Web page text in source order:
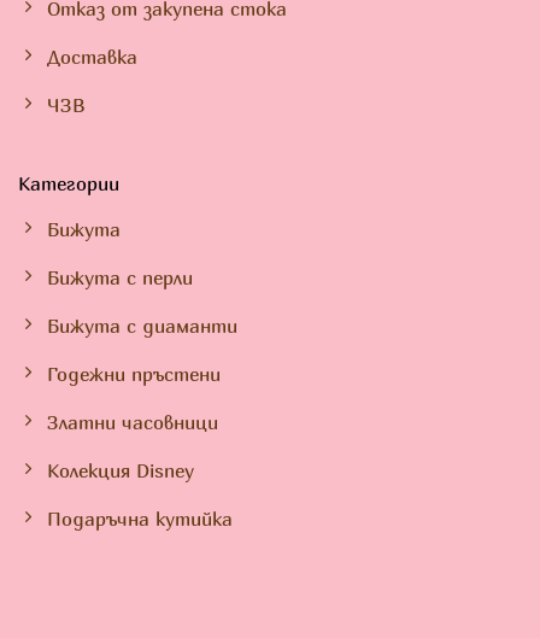
Отказ от закупена стока
Доставка
ЧЗВ
Категории
Бижута
Бижута с перли
Бижута с диаманти
Годежни пръстени
Златни часовници
Колекция Disney
Подаръчна кутийка